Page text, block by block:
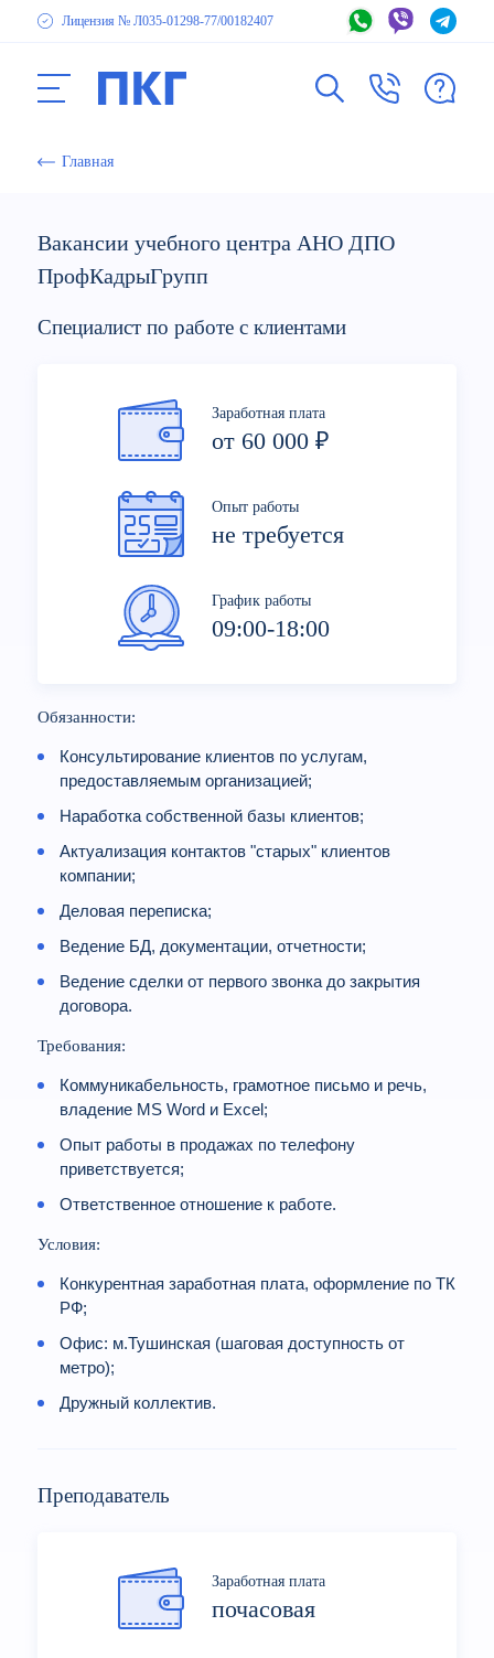
Лицензия № Л035-01298-77/00182407
Главная
Вакансии учебного центра АНО ДПО
ПрофКадрыГрупп
Специалист по работе с клиентами
Заработная плата
от 60 000 ₽
Опыт работы
не требуется
График работы
09:00-18:00
Обязанности:
Консультирование клиентов по услугам,
предоставляемым организацией;
Наработка собственной базы клиентов;
Актуализация контактов "старых" клиентов
компании;
Деловая переписка;
Ведение БД, документации, отчетности;
Ведение сделки от первого звонка до закрытия
договора.
Требования:
Коммуникабельность, грамотное письмо и речь,
владение MS Word и Excel;
Опыт работы в продажах по телефону
приветствуется;
Ответственное отношение к работе.
Условия:
Конкурентная заработная плата, оформление по ТК
РФ;
Офис: м.Тушинская (шаговая доступность от
метро);
Дружный коллектив.
Преподаватель
Заработная плата
почасовая